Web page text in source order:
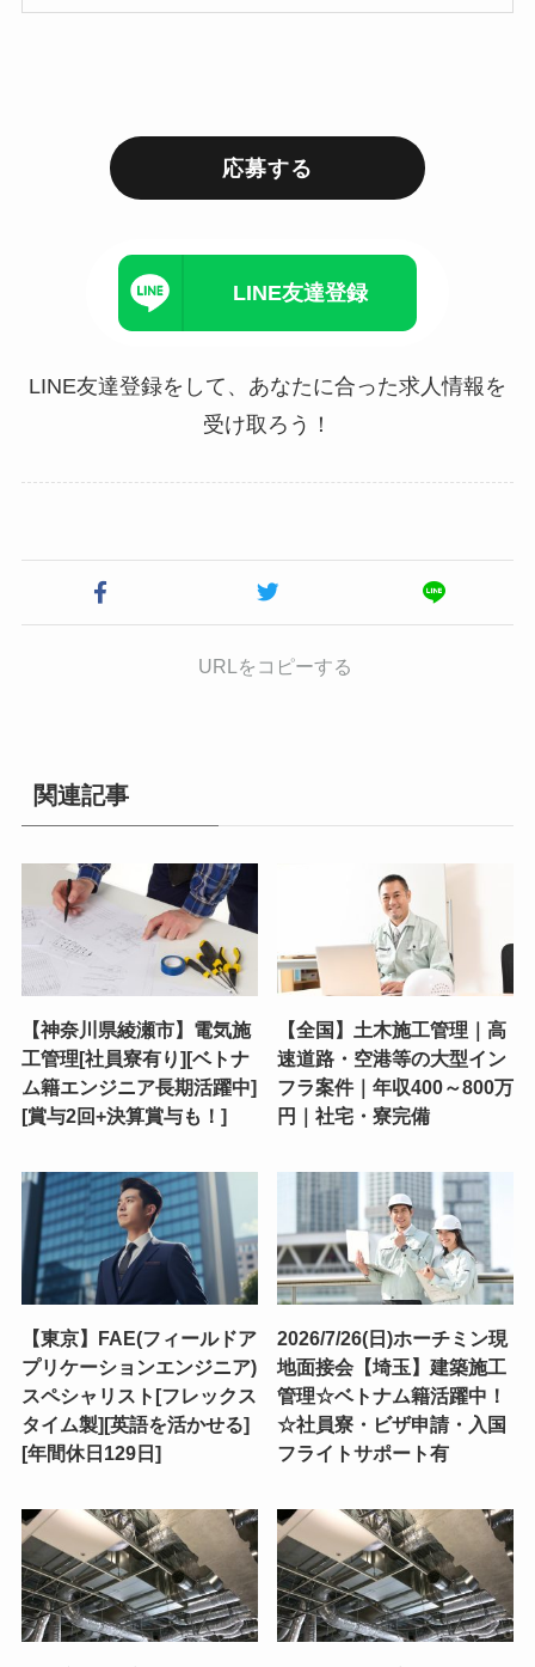
応募する
LINE友達登録
LINE友達登録をして、あなたに合った求人情報を
受け取ろう！
URLをコピーする
関連記事
【神奈川県綾瀬市】電気施
工管理[社員寮有り][ベトナ
ム籍エンジニア長期活躍中]
[賞与2回+決算賞与も！]
【全国】土木施工管理｜高
速道路・空港等の大型イン
フラ案件｜年収400～800万
円｜社宅・寮完備
【東京】FAE(フィールドア
プリケーションエンジニア)
スペシャリスト[フレックス
タイム製][英語を活かせる]
[年間休日129日]
2026/7/26(日)ホーチミン現
地面接会【埼玉】建築施工
管理☆ベトナム籍活躍中！
☆社員寮・ビザ申請・入国
フライトサポート有